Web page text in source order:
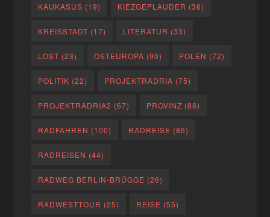
KAUKASUS (19) KIEZGEPLAUDER (36)
KREISSTADT (17) LITERATUR (33)
LOST (23) OSTEUROPA (90) POLEN (72)
POLITIK (22) PROJEKTRADRIA (75)
PROJEKTRADRIA2 (67) PROVINZ (88)
RADFAHREN (100) RADREISE (86)
RADREISEN (44)
RADWEG BERLIN-BRÜGGE (26)
RADWESTTOUR (25) REISE (55)